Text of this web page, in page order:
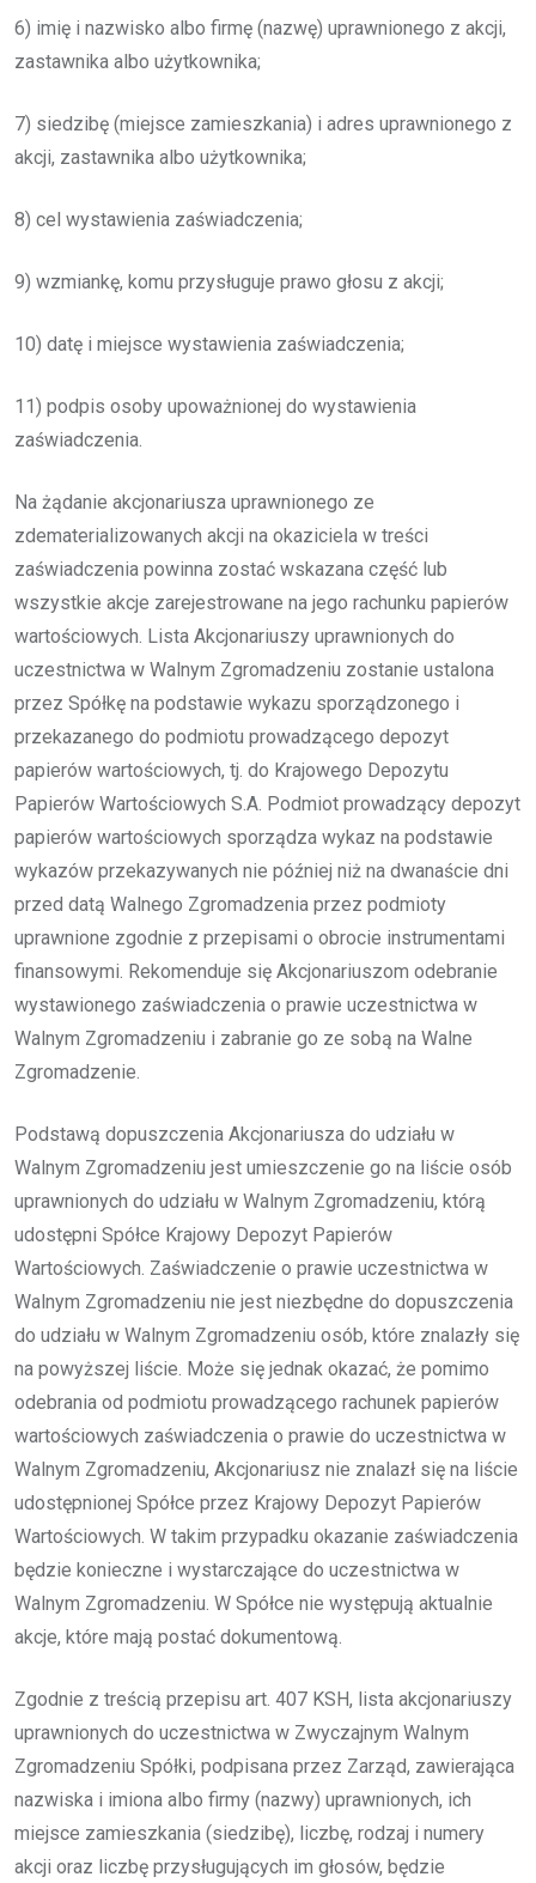
6) imię i nazwisko albo firmę (nazwę) uprawnionego z akcji,
zastawnika albo użytkownika;
7) siedzibę (miejsce zamieszkania) i adres uprawnionego z
akcji, zastawnika albo użytkownika;
8) cel wystawienia zaświadczenia;
9) wzmiankę, komu przysługuje prawo głosu z akcji;
10) datę i miejsce wystawienia zaświadczenia;
11) podpis osoby upoważnionej do wystawienia
zaświadczenia.
Na żądanie akcjonariusza uprawnionego ze
zdematerializowanych akcji na okaziciela w treści
zaświadczenia powinna zostać wskazana część lub
wszystkie akcje zarejestrowane na jego rachunku papierów
wartościowych. Lista Akcjonariuszy uprawnionych do
uczestnictwa w Walnym Zgromadzeniu zostanie ustalona
przez Spółkę na podstawie wykazu sporządzonego i
przekazanego do podmiotu prowadzącego depozyt
papierów wartościowych, tj. do Krajowego Depozytu
Papierów Wartościowych S.A. Podmiot prowadzący depozyt
papierów wartościowych sporządza wykaz na podstawie
wykazów przekazywanych nie później niż na dwanaście dni
przed datą Walnego Zgromadzenia przez podmioty
uprawnione zgodnie z przepisami o obrocie instrumentami
finansowymi. Rekomenduje się Akcjonariuszom odebranie
wystawionego zaświadczenia o prawie uczestnictwa w
Walnym Zgromadzeniu i zabranie go ze sobą na Walne
Zgromadzenie.
Podstawą dopuszczenia Akcjonariusza do udziału w
Walnym Zgromadzeniu jest umieszczenie go na liście osób
uprawnionych do udziału w Walnym Zgromadzeniu, którą
udostępni Spółce Krajowy Depozyt Papierów
Wartościowych. Zaświadczenie o prawie uczestnictwa w
Walnym Zgromadzeniu nie jest niezbędne do dopuszczenia
do udziału w Walnym Zgromadzeniu osób, które znalazły się
na powyższej liście. Może się jednak okazać, że pomimo
odebrania od podmiotu prowadzącego rachunek papierów
wartościowych zaświadczenia o prawie do uczestnictwa w
Walnym Zgromadzeniu, Akcjonariusz nie znalazł się na liście
udostępnionej Spółce przez Krajowy Depozyt Papierów
Wartościowych. W takim przypadku okazanie zaświadczenia
będzie konieczne i wystarczające do uczestnictwa w
Walnym Zgromadzeniu. W Spółce nie występują aktualnie
akcje, które mają postać dokumentową.
Zgodnie z treścią przepisu art. 407 KSH, lista akcjonariuszy
uprawnionych do uczestnictwa w Zwyczajnym Walnym
Zgromadzeniu Spółki, podpisana przez Zarząd, zawierająca
nazwiska i imiona albo firmy (nazwy) uprawnionych, ich
miejsce zamieszkania (siedzibę), liczbę, rodzaj i numery
akcji oraz liczbę przysługujących im głosów, będzie